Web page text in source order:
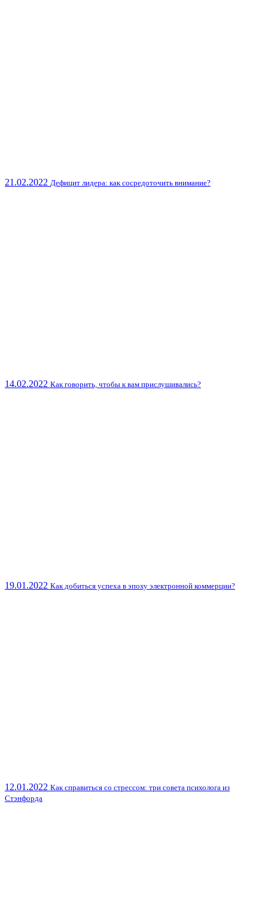
21.02.2022 Дефицит лидера: как сосредоточить внимание?
14.02.2022 Как говорить, чтобы к вам прислушивались?
19.01.2022 Как добиться успеха в эпоху электронной коммерции?
12.01.2022 Как справиться со стрессом: три совета психолога из
Стэнфорда